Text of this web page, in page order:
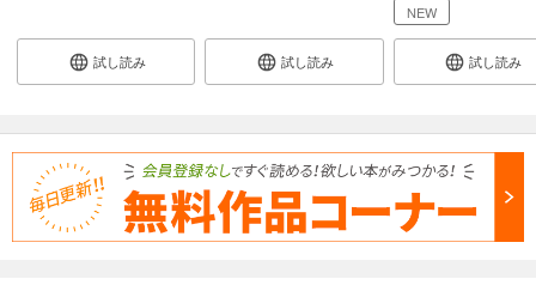
試し読み 試し読み
NEW
試し読み